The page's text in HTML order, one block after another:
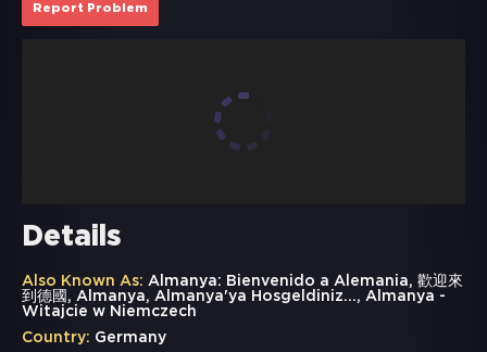
Report Problem
Details
Also Known As: Almanya: Bienvenido a Alemania, 歡迎來
到德國, Almanya, Almanya'ya Hosgeldiniz..., Almanya -
Witajcie w Niemczech
Country: Germany